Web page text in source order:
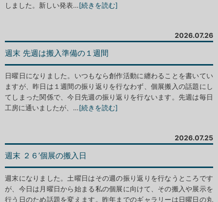
しました。新しい発表…[続きを読む]
2026.07.26
週末 先週は搬入準備の１週間
日曜日になりました。いつもなら創作活動に纏わることを書いてい
ますが、昨日は１週間の振り返りを行なわず、個展搬入の話題にし
てしまった関係で、今日先週の振り返りを行ないます。先週は毎日
工房に通いましたが、…[続きを読む]
2026.07.25
週末 ２６’個展の搬入日
週末になりました。土曜日はその週の振り返りを行なうところです
が、今日は月曜日から始まる私の個展に向けて、その搬入や展示を
行う日のため話題を変えます。昨年までのギャラリーは日曜日の丸